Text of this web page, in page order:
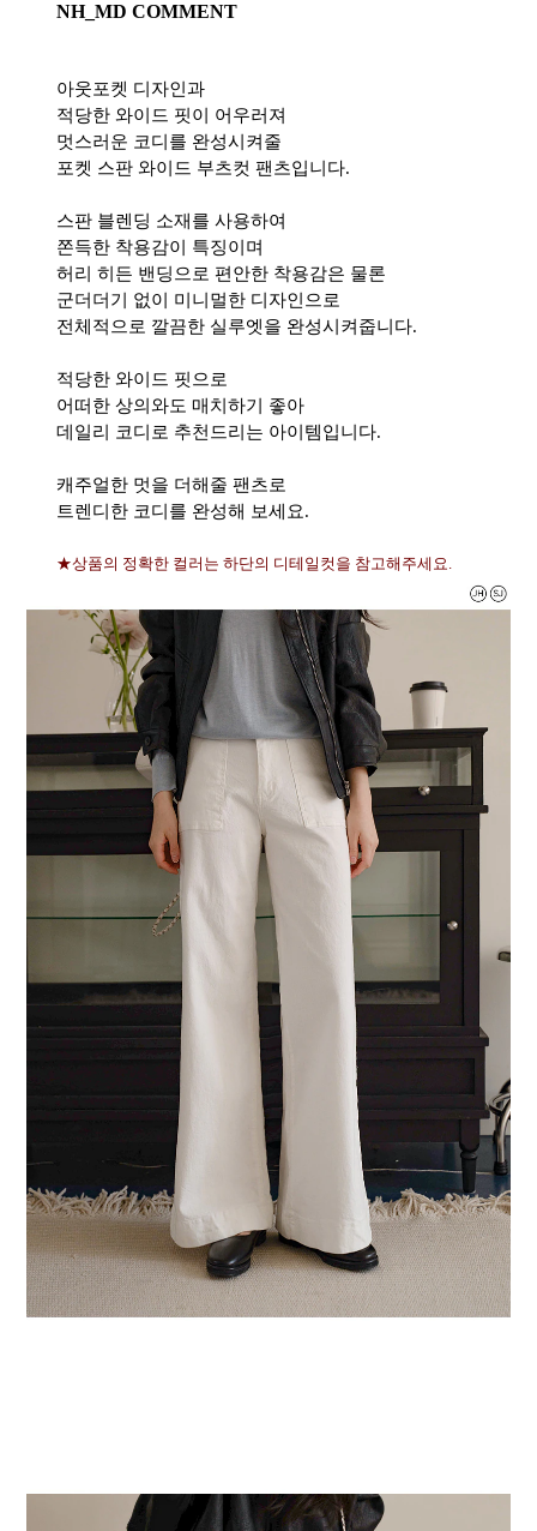
NH_MD COMMENT
아웃포켓 디자인과
적당한 와이드 핏이 어우러져
멋스러운 코디를 완성시켜줄
포켓 스판 와이드 부츠컷 팬츠입니다.
스판 블렌딩 소재를 사용하여
쫀득한 착용감이 특징이며
허리 히든 밴딩으로 편안한 착용감은 물론
군더더기 없이 미니멀한 디자인으로
전체적으로 깔끔한 실루엣을 완성시켜줍니다.
적당한 와이드 핏으로
어떠한 상의와도 매치하기 좋아
데일리 코디로 추천드리는 아이템입니다.
캐주얼한 멋을 더해줄 팬츠로
트렌디한 코디를 완성해 보세요.
★상품의 정확한 컬러는 하단의 디테일컷을 참고해주세요.